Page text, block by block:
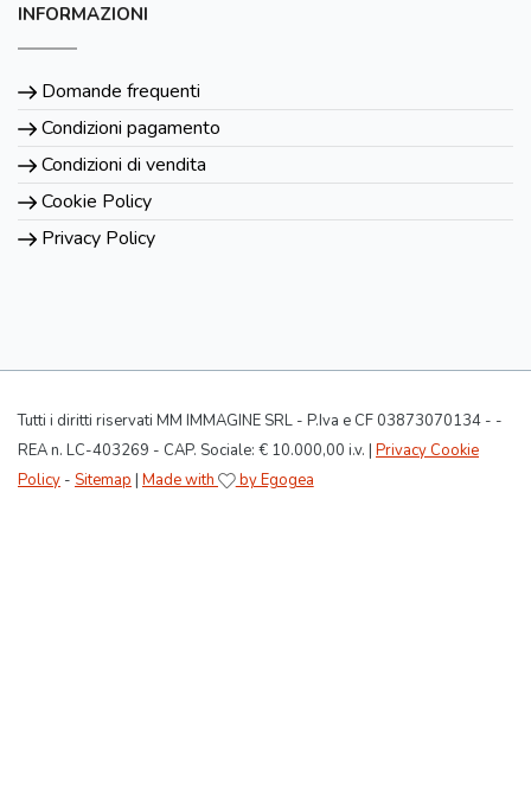
INFORMAZIONI
Domande frequenti
Condizioni pagamento
Condizioni di vendita
Cookie Policy
Privacy Policy
Tutti i diritti riservati MM IMMAGINE SRL - P.Iva e CF 03873070134 - -
REA n. LC-403269 - CAP. Sociale: € 10.000,00 i.v. | Privacy Cookie
Policy - Sitemap | Made with by Egogea